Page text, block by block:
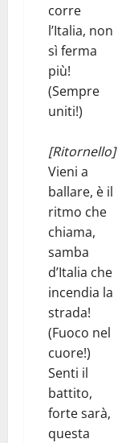
corre
l’Italia, non
sì ferma
più!
(Sempre
uniti!)
[Ritornello]
Vieni a
ballare, è il
ritmo che
chiama,
samba
d’Italia che
incendia la
strada!
(Fuoco nel
cuore!)
Senti il
battito,
forte sarà,
questa